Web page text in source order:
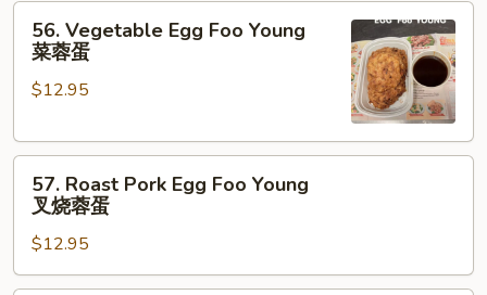
56.
Vegetable
Egg
Foo
菜
56. Vegetable Egg Foo Young
菜蓉蛋
$12.95
57.
Roast
Pork
Egg
Foo
57. Roast Pork Egg Foo Young
叉烧蓉蛋
$12.95